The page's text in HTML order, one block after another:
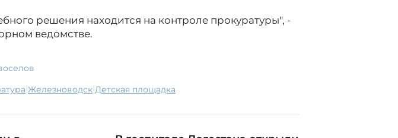
решения находится на контроле прокуратуры", -
ведомстве.
| Железноводск| детская площадка